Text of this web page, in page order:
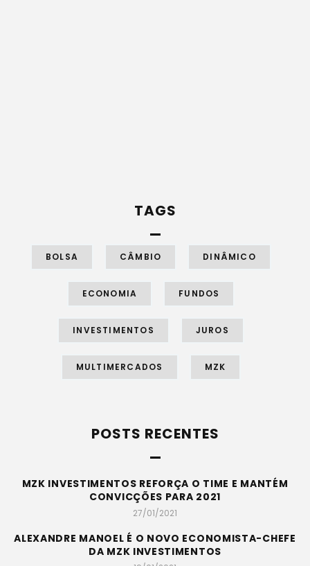
TAGS
BOLSA CÂMBIO DINÂMICO
ECONOMIA FUNDOS
INVESTIMENTOS JUROS
MULTIMERCADOS MZK
POSTS RECENTES
MZK INVESTIMENTOS REFORÇA O TIME E MANTÉM
CONVICÇÕES PARA 2021
27/01/2021
ALEXANDRE MANOEL É O NOVO ECONOMISTA-CHEFE
DA MZK INVESTIMENTOS